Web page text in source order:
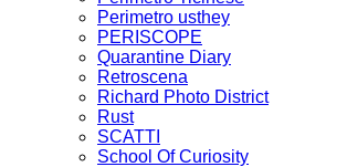
Perimetro usthey
PERISCOPE
Quarantine Diary
Retroscena
Richard Photo District
Rust
SCATTI
School Of Curiosity